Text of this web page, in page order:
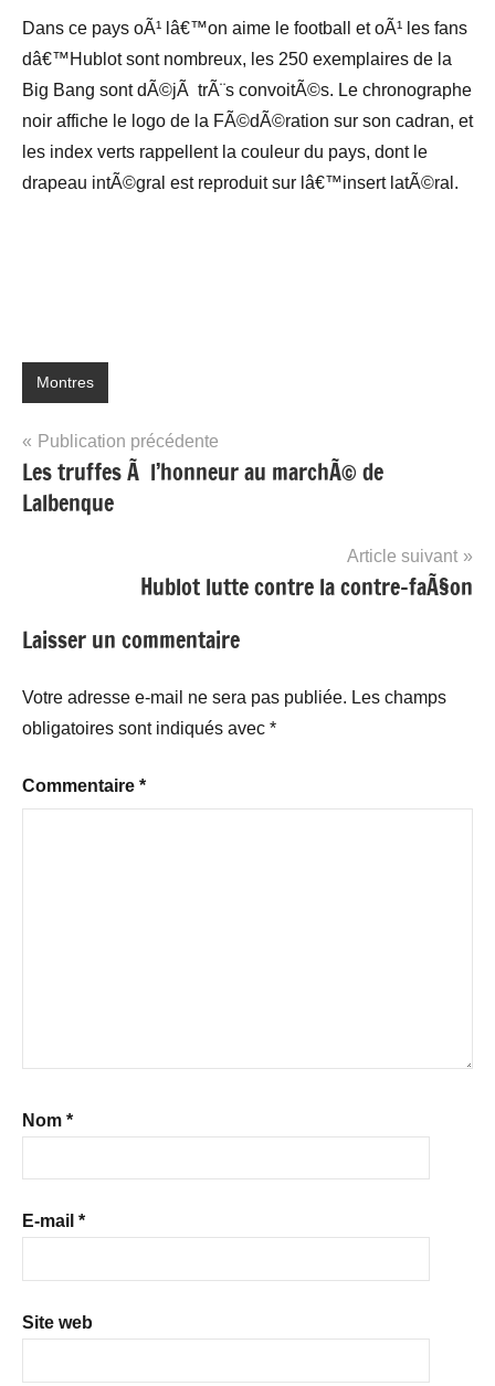
Dans ce pays oÃ¹ lâ€™on aime le football et oÃ¹ les fans
dâ€™Hublot sont nombreux, les 250 exemplaires de la
Big Bang sont dÃ©jÃ trÃ¨s convoitÃ©s. Le chronographe
noir affiche le logo de la FÃ©dÃ©ration sur son cadran, et
les index verts rappellent la couleur du pays, dont le
drapeau intÃ©gral est reproduit sur lâ€™insert latÃ©ral.
Montres
Navigation
de
l’article
Publication précédente
Les truffes Ã l’honneur au marchÃ© de
Lalbenque
Article suivant
Hublot lutte contre la contre-faÃ§on
Laisser un commentaire
Votre adresse e-mail ne sera pas publiée. Les champs
obligatoires sont indiqués avec *
Commentaire *
Nom *
E-mail *
Site web